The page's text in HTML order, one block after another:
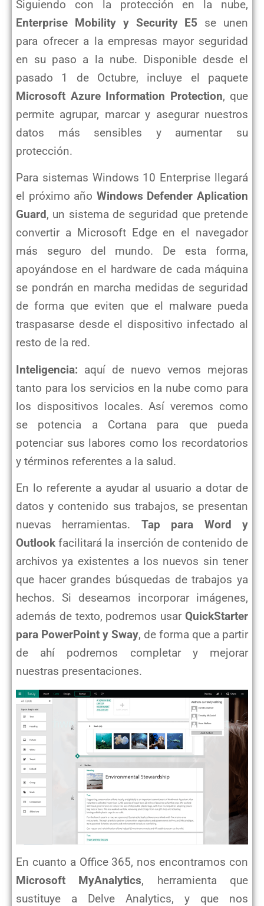
Siguiendo con la protección en la nube,
Enterprise Mobility y Security E5 se unen
para ofrecer a la empresas mayor seguridad
en su paso a la nube. Disponible desde el
pasado 1 de Octubre, incluye el paquete
Microsoft Azure Information Protection, que
permite agrupar, marcar y asegurar nuestros
datos más sensibles y aumentar su
protección.
Para sistemas Windows 10 Enterprise llegará
el próximo año Windows Defender Aplication
Guard, un sistema de seguridad que pretende
convertir a Microsoft Edge en el navegador
más seguro del mundo. De esta forma,
apoyándose en el hardware de cada máquina
se pondrán en marcha medidas de seguridad
de forma que eviten que el malware pueda
traspasarse desde el dispositivo infectado al
resto de la red.
Inteligencia: aquí de nuevo vemos mejoras
tanto para los servicios en la nube como para
los dispositivos locales. Así veremos como
se potencia a Cortana para que pueda
potenciar sus labores como los recordatorios
y términos referentes a la salud.
En lo referente a ayudar al usuario a dotar de
datos y contenido sus trabajos, se presentan
nuevas herramientas. Tap para Word y
Outlook facilitará la inserción de contenido de
archivos ya existentes a los nuevos sin tener
que hacer grandes búsquedas de trabajos ya
hechos. Si deseamos incorporar imágenes,
además de texto, podremos usar QuickStarter
para PowerPoint y Sway, de forma que a partir
de ahí podremos completar y mejorar
nuestras presentaciones.
En cuanto a Office 365, nos encontramos con
Microsoft MyAnalytics, herramienta que
sustituye a Delve Analytics, y que nos